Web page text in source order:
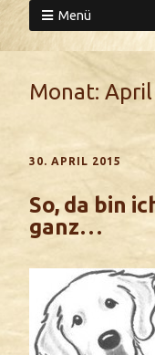
Menü
Monat:
30. APRIL 2015
So, da bin
ganz…